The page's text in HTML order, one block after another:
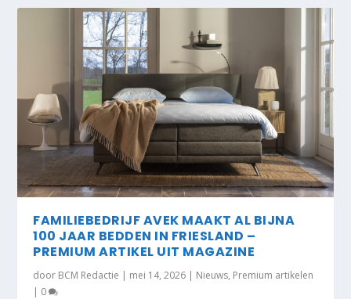
FAMILIEBEDRIJF AVEK MAAKT AL BIJNA
100 JAAR BEDDEN IN FRIESLAND –
PREMIUM ARTIKEL UIT MAGAZINE
door BCM Redactie | mei 14, 2026 | Nieuws, Premium artikelen
| 0